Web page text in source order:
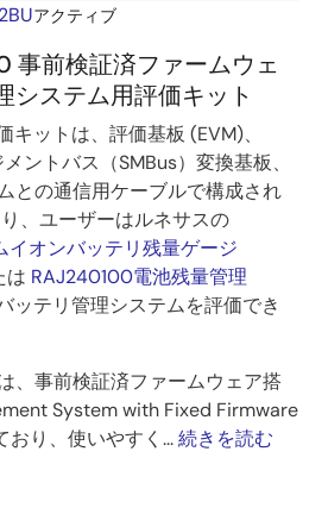
アクティブ
前検証済ファームウェ
システム用評価キット
ットは、評価基板 (EVM)、
ントバス（SMBus）変換基板、
との通信用ケーブルで構成され
、ユーザーはルネサスの
オンバッテリ残量ゲージ
は RAJ240100電池残量管理
ッテリ管理システムを評価でき
、事前検証済ファームウェア搭
System with Fixed Firmware
おり、使いやすく...続きを読む